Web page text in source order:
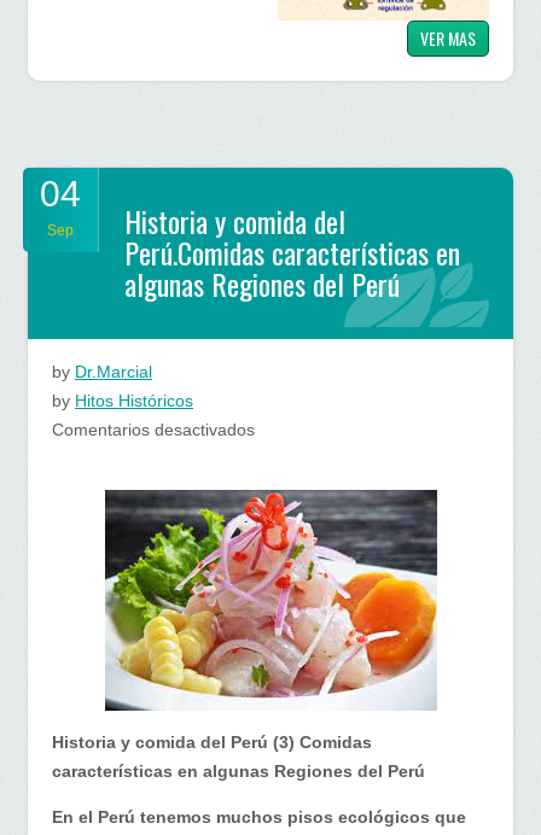
VER MAS
04
Sep Historia y comida del
Perú.Comidas características en
algunas Regiones del Perú
by Dr.Marcial
by Hitos Históricos
Comentarios desactivadosen
y
comida
del
Perú.Comidas
características
en
algunas
Regiones
Perú
Historia y comida del Perú (3) Comidas
características en algunas Regiones del Perú
En el Perú tenemos muchos pisos ecológicos que